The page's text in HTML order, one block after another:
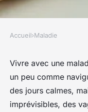
Comment
les
Accueil›Maladie
Vivre avec une
un peu comme
des jours calmes,
imprévisibles, des